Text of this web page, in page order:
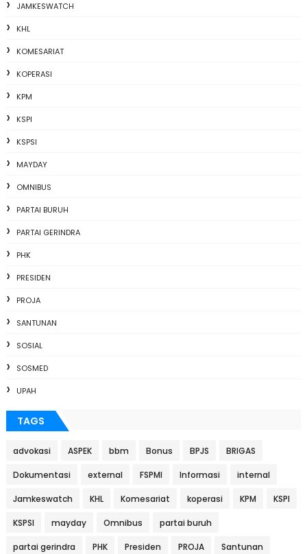
JAMKESWATCH
KHL
KOMESARIAT
KOPERASI
KPM
KSPI
KSPSI
MAYDAY
OMNIBUS
PARTAI BURUH
PARTAI GERINDRA
PHK
PRESIDEN
PROJA
SANTUNAN
SOSIAL
SOSMED
UPAH
TAGS
advokasi ASPEK bbm Bonus BPJS BRIGAS
Dokumentasi external FSPMI Informasi internal
Jamkeswatch KHL Komesariat koperasi KPM KSPI
KSPSI mayday Omnibus partai buruh
partai gerindra PHK Presiden PROJA Santunan